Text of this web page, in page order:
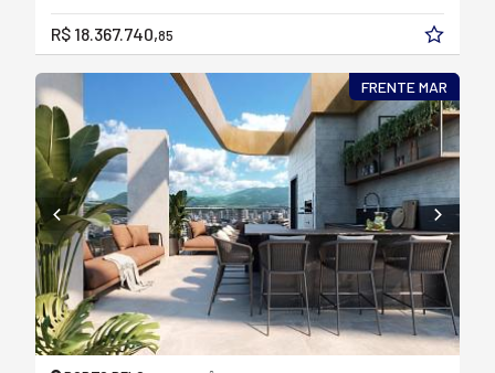
R$ 18.367.740,85
FRENTE MAR